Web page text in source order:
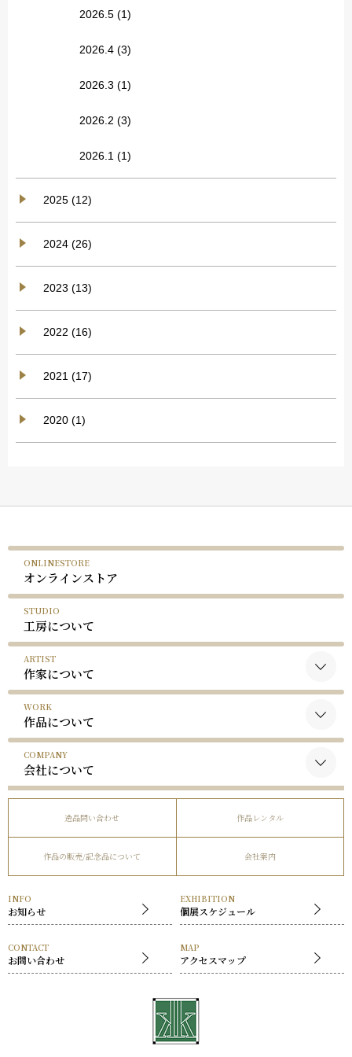
2026.5 (1)
2026.4 (3)
2026.3 (1)
2026.2 (3)
2026.1 (1)
2025 (12)
2024 (26)
2023 (13)
2022 (16)
2021 (17)
2020 (1)
ONLINESTORE
オンラインストア
STUDIO
工房について
ARTIST
作家について
黒木国昭について
谷口榮について
略歴
受賞歴
WORK
作品について
黒木国昭の作品
谷口榮の作品
COMPANY
会社について
社長挨拶
逸品問い合わせ 作品レンタル
作品の販売/記念品について 会社案内
INFO
お知らせ
EXHIBITION
個展スケジュール
CONTACT
お問い合わせ
MAP
アクセスマップ